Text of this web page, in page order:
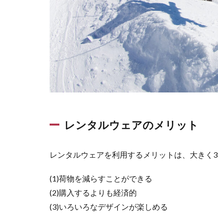
1.1
レン
タル
ウェ
アの
メリ
ット
(1)荷物
を減ら
ができ
1.1.2
(2)購入
りも経
レンタルウェアのメリット
レンタルウェアを利用するメリットは、大きく
(1)荷物を減らすことができる
(2)購入するよりも経済的
(3)いろいろなデザインが楽しめる